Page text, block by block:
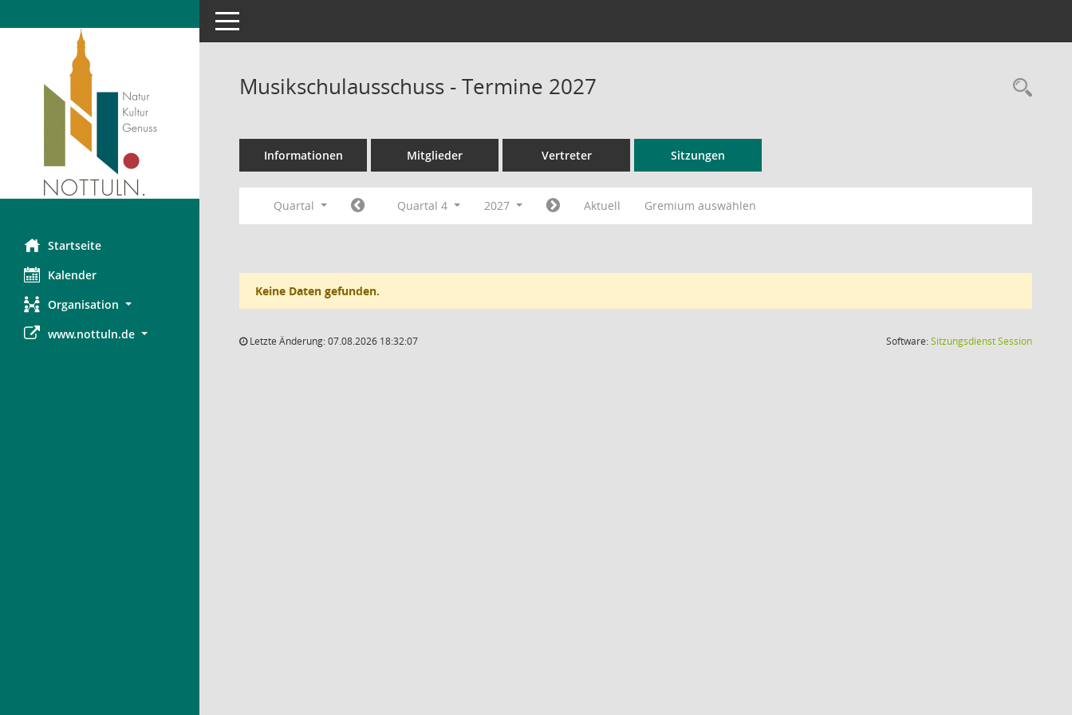
Startseite
Kalender
Organisation
www.nottuln.de
Toggle navigation
Musikschulausschuss - Termine 2027
Informationen Mitglieder Vertreter Sitzungen
Quartal Quartal 4 2027 Aktuell Gremium auswählen
Keine Daten gefunden.
Letzte Änderung: 07.08.2026 18:32:07 Software:SitzungsdienstSession(Wird in